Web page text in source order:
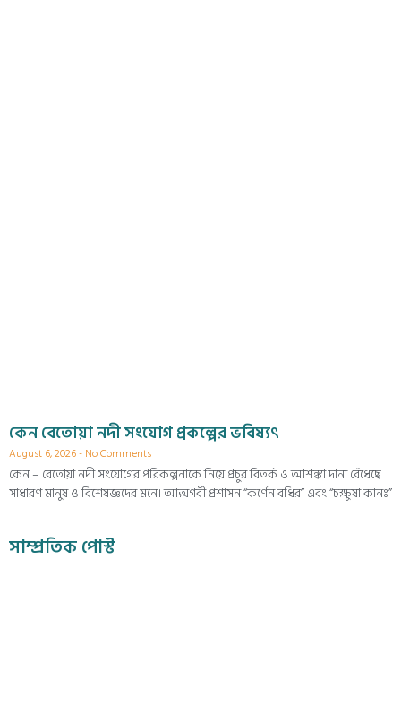
কেন বেতোয়া নদী সংযোগ প্রকল্পের ভবিষ্যৎ
August 6, 2026 No Comments
কেন – বেতোয়া নদী সংযোগের পরিকল্পনাকে নিয়ে প্রচুর বিতর্ক ও আশঙ্কা দানা বেঁধেছে
সাধারণ মানুষ ও বিশেষজ্ঞদের মনে। আত্মগর্বী প্রশাসন “কর্ণেন বধির” এবং “চক্ষুষা কানঃ”
সাম্প্রতিক পোস্ট